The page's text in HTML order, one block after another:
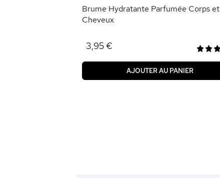
Brume Hydratante Parfumée Corps et
Cheveux
3,95 €
AJOUTER AU PANIER